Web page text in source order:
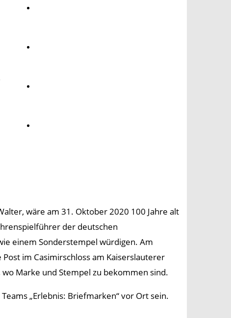
wäre am 31. Oktober 2020 100 Jahre alt
der deutschen
einem Sonderstempel würdigen. Am
im Casimirschloss am Kaiserslauterer
Marke und Stempel zu bekommen sind.
„Erlebnis: Briefmarken“ vor Ort sein.